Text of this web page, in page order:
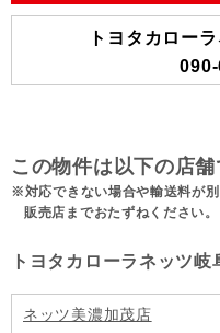
トヨタカロー
この物件は以下の店
対応できない場合や輸送料が
販売店までおたずねください。
トヨタカローラネッツ
ネッツ美濃加茂店